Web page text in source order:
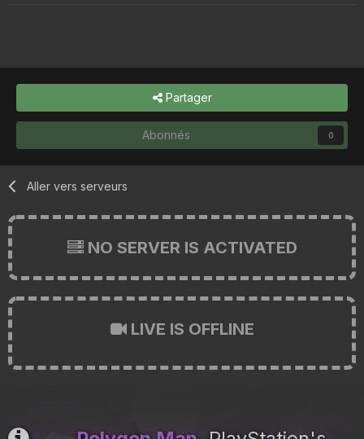
Partager
Abonnés 0
Aller vers serveurs
NO SERVER IS ACTIVATED
LIVE IS OFFLINE